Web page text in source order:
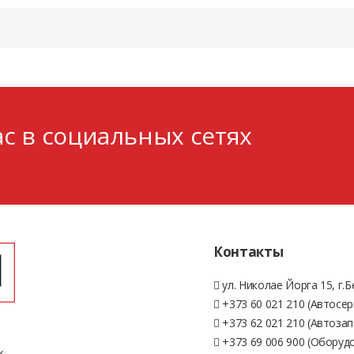
в социальных сетях
Контакты
ул. Николае Йорга 15,
+373 60 021 210
+373 62 021 210
+373 69 006 900